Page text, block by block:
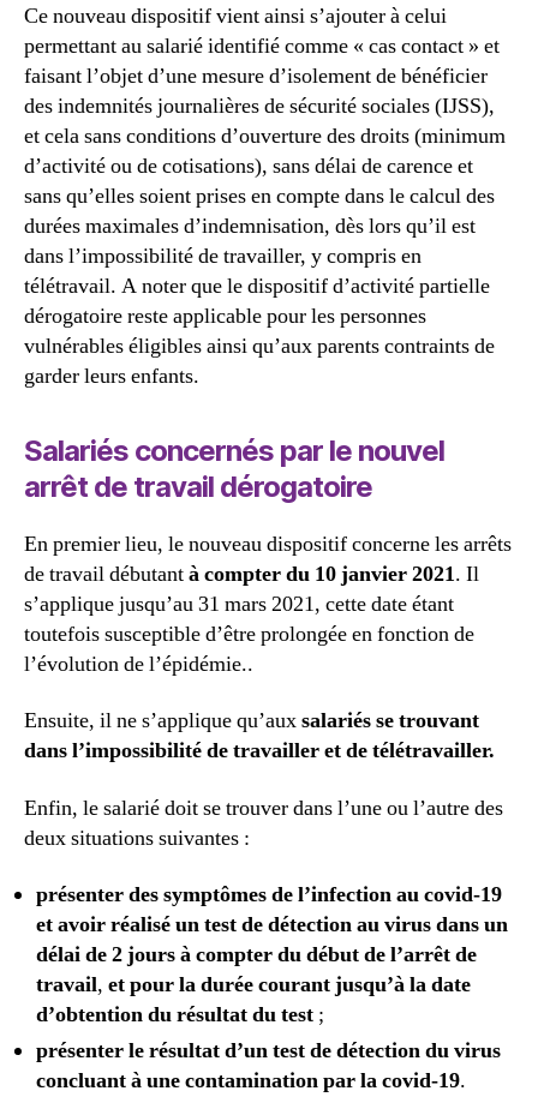
Ce nouveau dispositif vient ainsi s’ajouter à celui
permettant au salarié identifié comme « cas contact » et
faisant l’objet d’une mesure d’isolement de bénéficier
des indemnités journalières de sécurité sociales (IJSS),
et cela sans conditions d’ouverture des droits (minimum
d’activité ou de cotisations), sans délai de carence et
sans qu’elles soient prises en compte dans le calcul des
durées maximales d’indemnisation, dès lors qu’il est
dans l’impossibilité de travailler, y compris en
télétravail. A noter que le dispositif d’activité partielle
dérogatoire reste applicable pour les personnes
vulnérables éligibles ainsi qu’aux parents contraints de
garder leurs enfants.
Salariés concernés par le nouvel
arrêt de travail dérogatoire
En premier lieu, le nouveau dispositif concerne les arrêts
de travail débutantà compter du 10 janvier 2021. Il
s’applique jusqu’au 31 mars 2021, cette date étant
toutefois susceptible d’être prolongée en fonction de
l’évolution de l’épidémie..
Ensuite, il ne s’applique qu’auxsalariés se trouvant
dans l’impossibilité de travailler et de télétravailler.
Enfin, le salarié doit se trouver dans l’une ou l’autre des
deux situations suivantes :
présenter des symptômes de l’infection au covid-19
et avoir réalisé un test de détection au virus dans un
délai de 2 jours à compter du début de l’arrêt de
travail, et pour la durée courant jusqu’à la date
d’obtention du résultat du test ;
présenter le résultat d’un test de détection du virus
concluant à une contamination par la covid-19.